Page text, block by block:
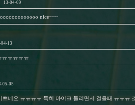
13-04-09
nice~~~
04-13
ㅠㅠㅠㅠㅠ
05-05
쁘네요 ㅠㅠㅠㅠ 특히 마이크 돌리면서 걸을때 ㅠㅠㅠ